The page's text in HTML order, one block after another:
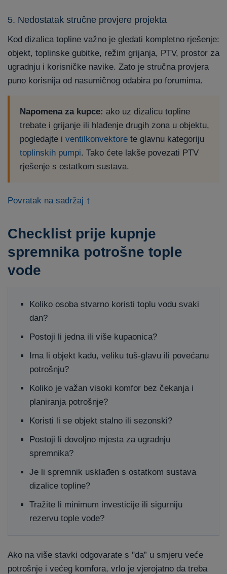
5. Nedostatak stručne provjere projekta
Kod dizalica topline važno je gledati kompletno rješenje:
objekt, toplinske gubitke, režim grijanja, PTV, prostor za
ugradnju i korisničke navike. Zato je stručna provjera
puno korisnija od nasumičnog odabira po forumima.
Napomena za kupce: ako uz dizalicu topline
trebate i grijanje ili hlađenje drugih zona u objektu,
pogledajte i ventilkonvektore te glavnu kategoriju
toplinskih pumpi. Tako ćete lakše povezati PTV
rješenje s ostatkom sustava.
Povratak na sadržaj ↑
Checklist prije kupnje
spremnika potrošne tople
vode
Koliko osoba stvarno koristi toplu vodu svaki
dan?
Postoji li jedna ili više kupaonica?
Ima li objekt kadu, veliku tuš-glavu ili povećanu
potrošnju?
Koliko je važan visoki komfor bez čekanja i
planiranja potrošnje?
Koristi li se objekt stalno ili sezonski?
Postoji li dovoljno mjesta za ugradnju
spremnika?
Je li spremnik usklađen s ostatkom sustava
dizalice topline?
Tražite li minimum investicije ili sigurniju
rezervu tople vode?
Ako na više stavki odgovarate s "da” u smjeru veće
potrošnje i većeg komfora, vrlo je vjerojatno da treba